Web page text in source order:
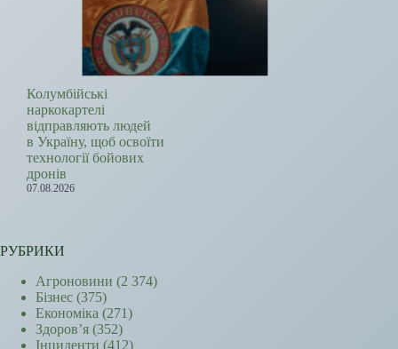
Колумбійські
наркокартелі
відправляють людей
в Україну, щоб освоїти
технології бойових
дронів
07.08.2026
РУБРИКИ
Агроновини (2 374)
Бізнес (375)
Економіка (271)
Здоров’я (352)
Інциденти (412)